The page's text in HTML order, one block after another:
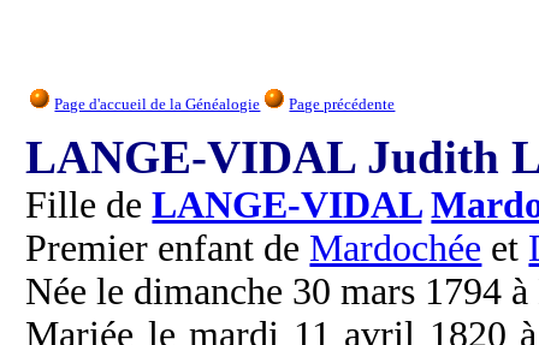
Page d'accueil de la Généalogie Page précédente
LANGE-VIDAL Judith
Fille deLANGE-VIDAL
Premier enfant de Mardochée et
Née le dimanche 30 mars 1794
Mariée le mardi 11 avril 1820